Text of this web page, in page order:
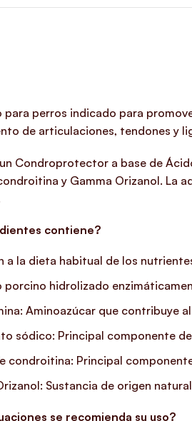
para perros indicado para
de articulaciones, tendones y
Condroprotector a base de
y Gamma Orizanol. La
contiene?
a la dieta habitual de los
porcino hidrolizado
Aminoazúcar que contribuye
sódico: Principal componente
condroitina: Principal
Sustancia de origen
se recomienda su uso?